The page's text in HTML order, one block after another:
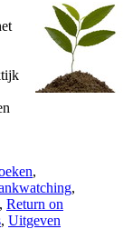
,
,
, Return on
, Uitgeven